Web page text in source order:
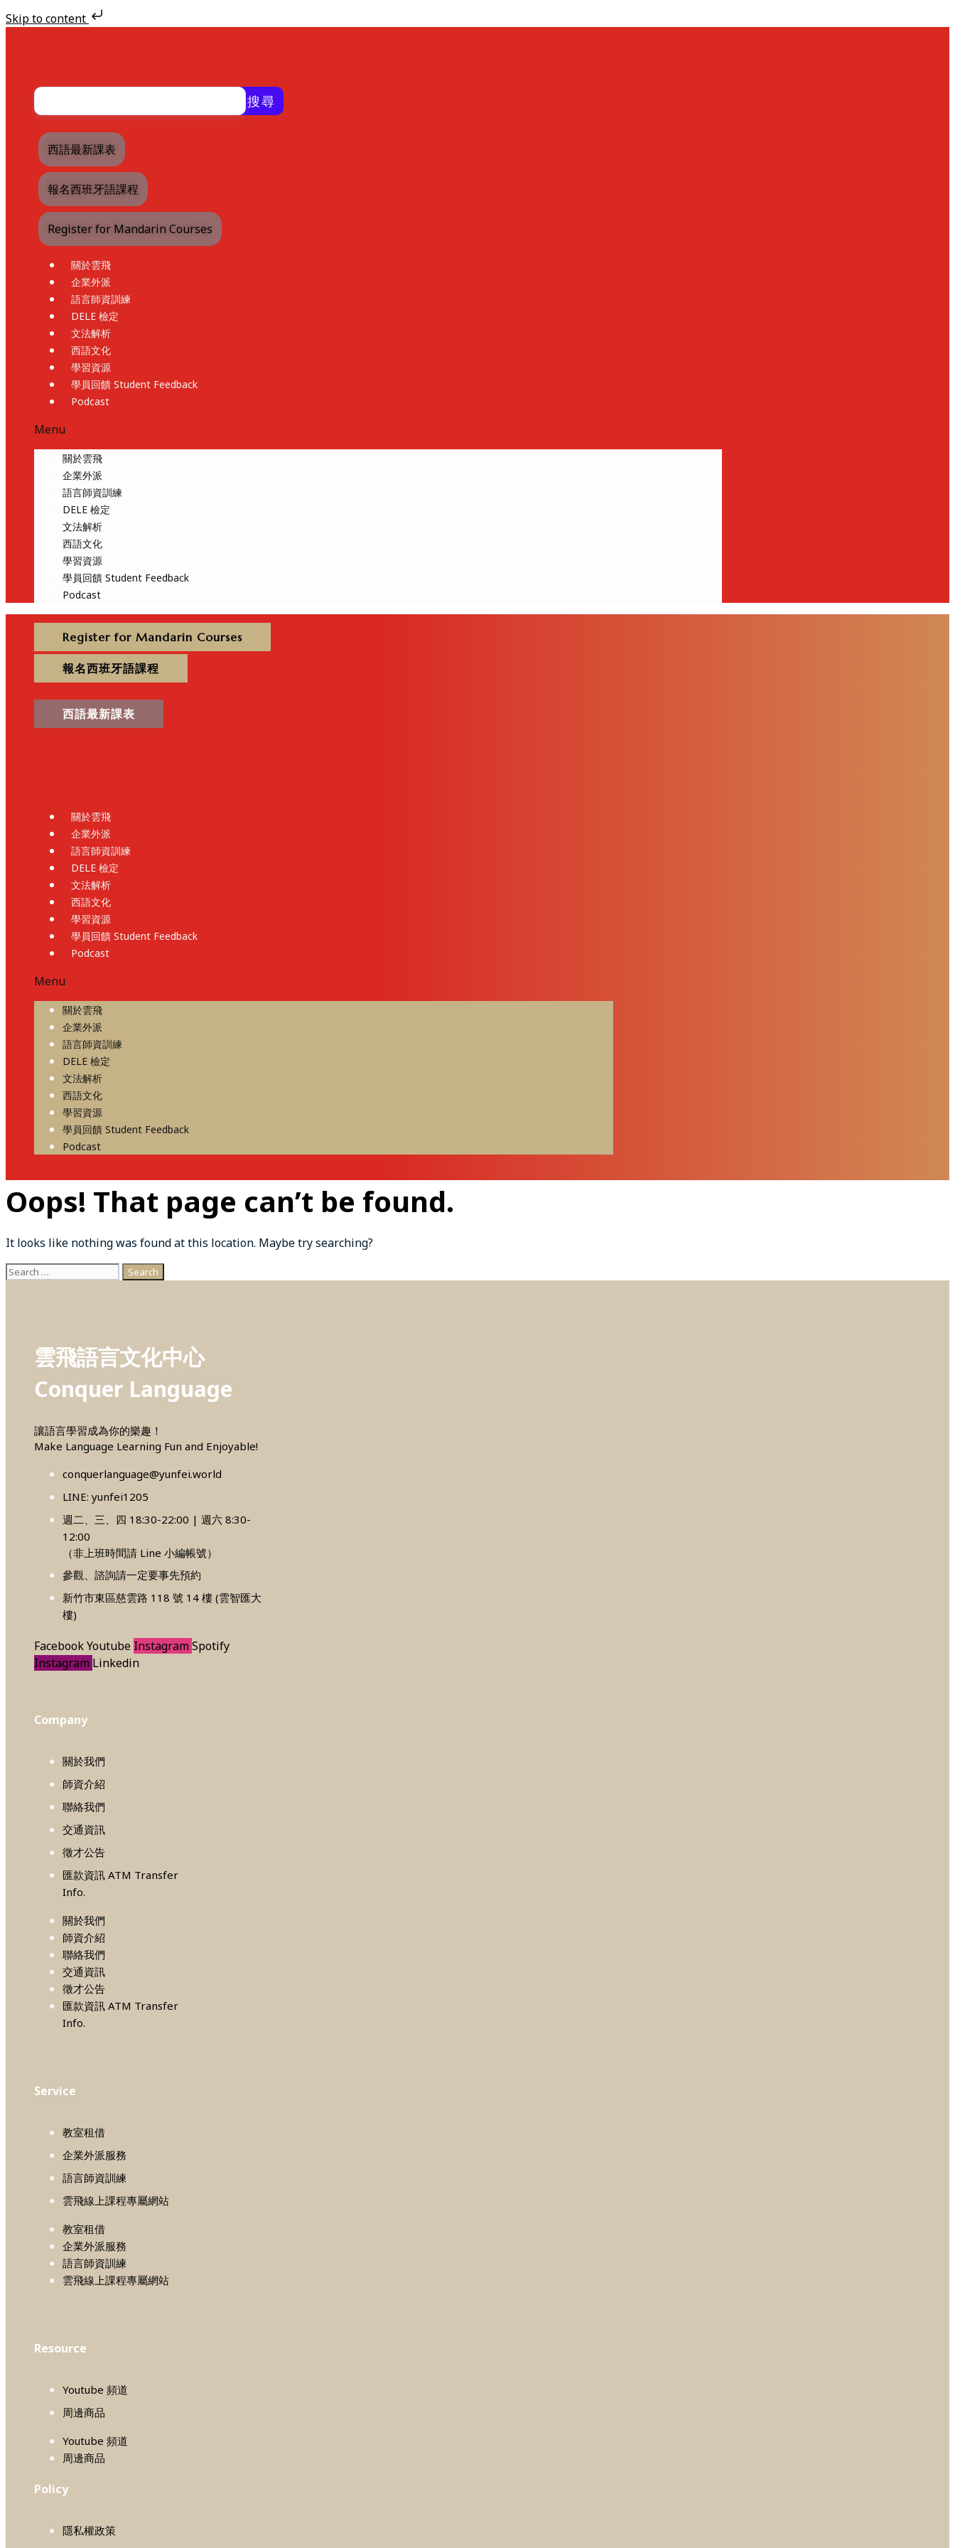
Skip to content
搜尋
西語最新課表
報名西班牙語課程
Register for Mandarin Courses
關於雲飛
企業外派
語言師資訓練
DELE 檢定
文法解析
西語文化
學習資源
學員回饋 Student Feedback
Podcast
Menu
關於雲飛
企業外派
語言師資訓練
DELE 檢定
文法解析
西語文化
學習資源
學員回饋 Student Feedback
Podcast
Register for Mandarin Courses
報名西班牙語課程
西語最新課表
關於雲飛
企業外派
語言師資訓練
DELE 檢定
文法解析
西語文化
學習資源
學員回饋 Student Feedback
Podcast
Menu
關於雲飛
企業外派
語言師資訓練
DELE 檢定
文法解析
西語文化
學習資源
學員回饋 Student Feedback
Podcast
Oops! That page can’t be found.
It looks like nothing was found at this location. Maybe try searching?
Search
雲飛語言文化中心
Conquer Language
讓語言學習成為你的樂趣！
Make Language Learning Fun and Enjoyable!
conquerlanguage@yunfei.world
LINE: yunfei1205
週二、三、四 18:30-22:00 | 週六 8:30-
12:00
（非上班時間請 Line 小編帳號）
參觀、諮詢請一定要事先預約
新竹市東區慈雲路 118 號 14 樓 (雲智匯大
樓)
FacebookYoutube InstagramSpotify
Instagram Linkedin
Company
關於我們
師資介紹
聯絡我們
交通資訊
徵才公告
匯款資訊 ATM Transfer
Info.
關於我們
師資介紹
聯絡我們
交通資訊
徵才公告
匯款資訊 ATM Transfer
Info.
Service
教室租借
企業外派服務
語言師資訓練
雲飛線上課程專屬網站
教室租借
企業外派服務
語言師資訓練
雲飛線上課程專屬網站
Resource
Youtube 頻道
周邊商品
Youtube 頻道
周邊商品
Policy
隱私權政策